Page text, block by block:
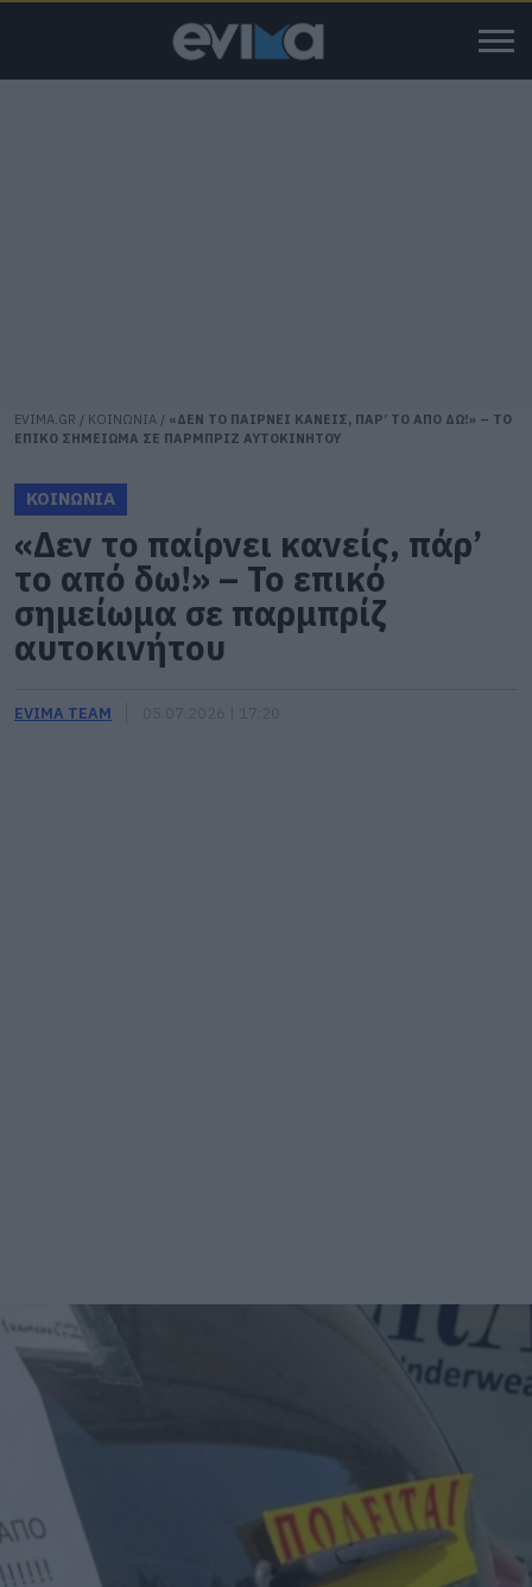
EVIMA.GR / ΚΟΙΝΩΝΙΑ / «ΔΕΝ ΤΟ ΠΑΙΡΝΕΙ ΚΑΝΕΙΣ, ΠΑΡ’ ΤΟ ΑΠΟ ΔΩ!» – ΤΟ
ΕΠΙΚΟ ΣΗΜΕΙΩΜΑ ΣΕ ΠΑΡΜΠΡΙΖ ΑΥΤΟΚΙΝΗΤΟΥ
ΚΟΙΝΩΝΙΑ
«Δεν το παίρνει κανείς, πάρ’
το από δω!» – Το επικό
σημείωμα σε παρμπρίζ
αυτοκινήτου
EVIMA TEAM